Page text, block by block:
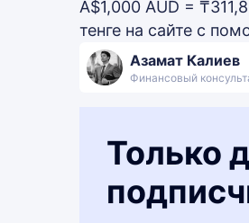
A$1,000 AUD =
тенге на сайте с
Азамат Калиев
Финансовый
Только